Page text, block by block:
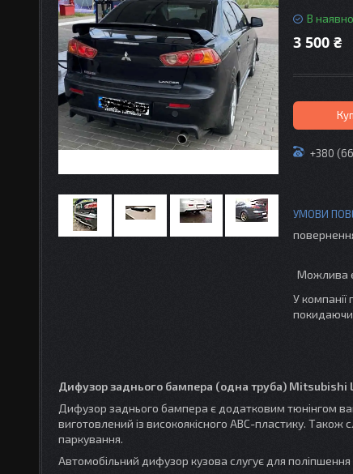
В
3 500 ₴
+380
У
покидаючи
Дифузор заднього бампера (одна труба) Mitsubishi
Дифузор заднього бампера є додатковим тюнінгом
виготовлений із високоякісного АВС-пластику. Також
паркування.
Автомобільний дифузор кузова слугує для